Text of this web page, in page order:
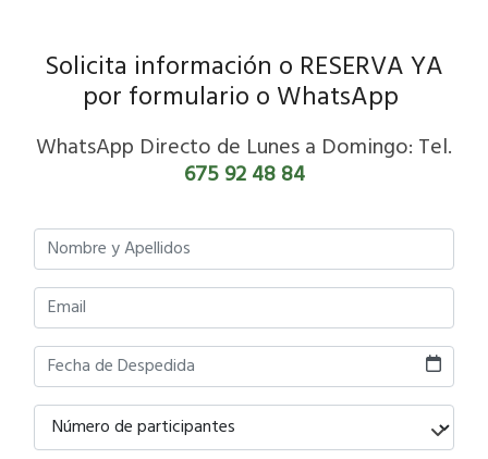
Solicita información o RESERVA YA
por formulario o WhatsApp
WhatsApp Directo de Lunes a Domingo: Tel.
675 92 48 84